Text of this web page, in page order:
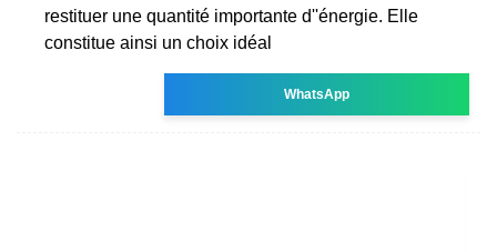
restituer une quantité importante d''énergie. Elle
constitue ainsi un choix idéal
WhatsApp